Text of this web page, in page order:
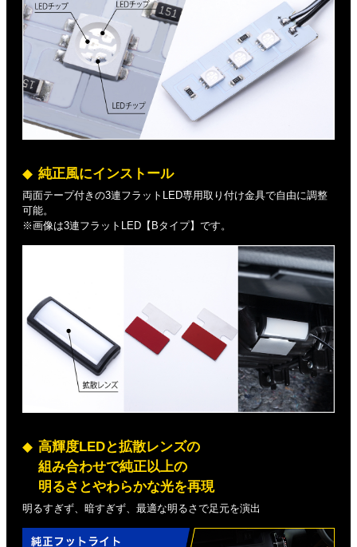
純正風にインストール
両面テープ付きの3連フラットLED専用取り付け金具で自由に調整
可能。
※画像は3連フラットLED【Bタイプ】です。
高輝度LEDと拡散レンズの
組み合わせで純正以上の
明るさとやわらかな光を再現
明るすぎず、暗すぎず、最適な明るさで足元を演出